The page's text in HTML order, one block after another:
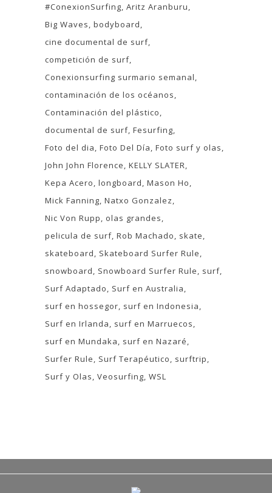
#ConexionSurfing Aritz Aranburu
Big Waves bodyboard
cine documental de surf
competición de surf
Conexionsurfing surmario semanal
contaminación de los océanos
Contaminación del plástico
documental de surf Fesurfing
Foto del dia Foto Del Día Foto surf y olas
John John Florence KELLY SLATER
Kepa Acero longboard Mason Ho
Mick Fanning Natxo Gonzalez
Nic Von Rupp
olas grandes
pelicula de surf Rob Machado
skate
skateboard
Skateboard Surfer Rule
snowboard
Snowboard Surfer Rule
surf
Surf Adaptado
Surf en Australia
surf en hossegor surf en Indonesia
Surf en Irlanda
surf en Marruecos
surf en Mundaka
surf en Nazaré
Surfer Rule
Surf Terapéutico
surftrip
Surf y Olas Veosurfing WSL